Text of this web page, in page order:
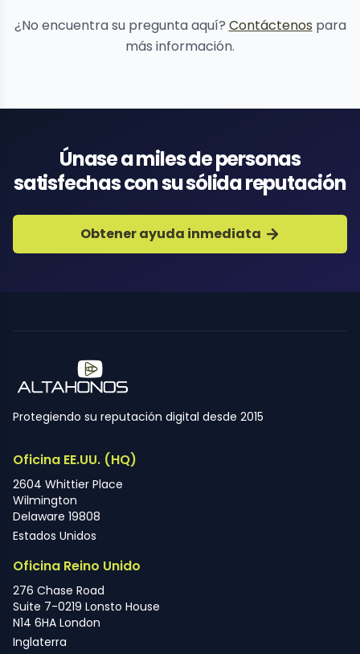
¿No encuentra su pregunta aquí? Contáctenos para
más información.
Únase a miles de personas
satisfechas con su sólida reputación
Obtener ayuda inmediata
Protegiendo su reputación digital desde 2015
Oficina EE.UU. (HQ)
2604 Whittier Place
Wilmington
Delaware 19808
Estados Unidos
Oficina Reino Unido
276 Chase Road
Suite 7-0219 Lonsto House
N14 6HA London
Inglaterra